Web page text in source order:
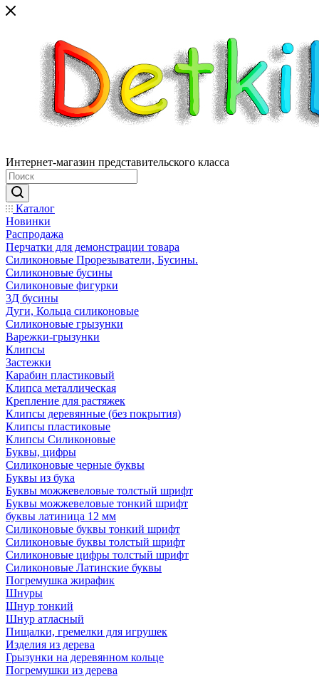
Интернет-магазин представительского класса
Каталог
Новинки
Распродажа
Перчатки для демонстрации товара
Силиконовые Прорезыватели, Бусины.
Силиконовые бусины
Силиконовые фигурки
3Д бусины
Дуги, Кольца силиконовые
Силиконовые грызунки
Варежки-грызунки
Клипсы
Застежки
Карабин пластиковый
Клипса металлическая
Крепление для растяжек
Клипсы деревянные (без покрытия)
Клипсы пластиковые
Клипсы Силиконовые
Буквы, цифры
Силиконовые черные буквы
Буквы из бука
Буквы можжевеловые толстый шрифт
Буквы можжевеловые тонкий шрифт
буквы латиница 12 мм
Силиконовые буквы тонкий шрифт
Силиконовые буквы толстый шрифт
Силиконовые цифры толстый шрифт
Силиконовые Латинские буквы
Погремушка жирафик
Шнуры
Шнур тонкий
Шнур атласный
Пищалки, гремелки для игрушек
Изделия из дерева
Грызунки на деревянном кольце
Погремушки из дерева